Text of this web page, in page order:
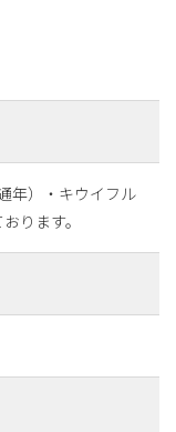
年）・キウイフル
ります。